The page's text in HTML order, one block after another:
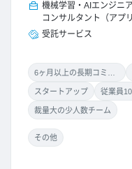
機械学習・AIエンジニア
コンサルタント（アプリ
受託サービス
スタートアップ 従業員
裁量大の少人数チーム
その他